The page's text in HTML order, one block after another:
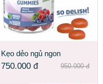
Kẹo dẻo ngủ ngon
Melatonin Gummies hỗ trợ
cải thiện chứng mất ngủ
750.000 đ 950.000 đ